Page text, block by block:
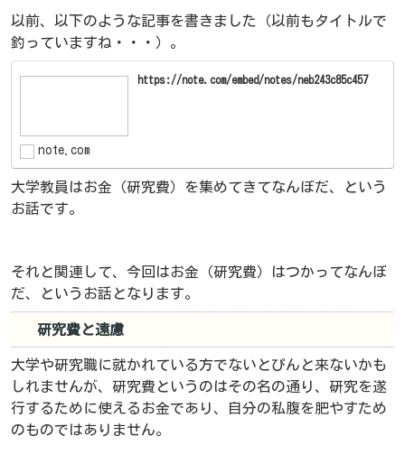
以前、以下のような記事を書きました（以前もタイトルで
釣っていますね・・・）。
https://note.com/embed/notes/neb243c85c457
note.com
大学教員はお金（研究費）を集めてきてなんぼだ、という
お話です。
それと関連して、今回はお金（研究費）はつかってなんぼ
だ、というお話となります。
研究費と遠慮
大学や研究職に就かれている方でないとぴんと来ないかも
しれませんが、研究費というのはその名の通り、研究を遂
行するために使えるお金であり、自分の私腹を肥やすため
のものではありません。